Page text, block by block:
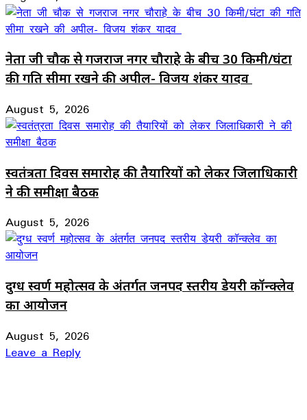
नेता जी चौक से गजराज नगर चौराहे के बीच 30 किमी/घंटा
की गति सीमा रखने की अपील- विजय शंकर यादव
August 5, 2026
स्वतंत्रता दिवस समारोह की तैयारियों को लेकर जिलाधिकारी
ने की समीक्षा बैठक
August 5, 2026
दुग्ध स्वर्ण महोत्सव के अंतर्गत जनपद स्तरीय डेयरी कॉन्क्लेव
का आयोजन
August 5, 2026
Leave a Reply